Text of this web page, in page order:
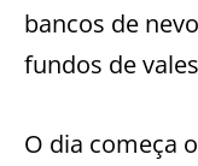
bancos de
fundos de
O dia começa